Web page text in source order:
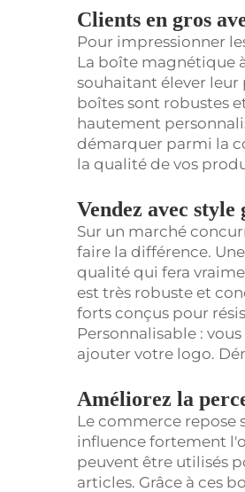
Clients en gros
Pour impressionner
La boîte magnétique
souhaitant élever
boîtes sont robustes
hautement
démarquer parmi la
la qualité de vos
Vendez avec
Sur un marché
faire la différence.
qualité qui fera
est très robuste et
forts conçus pour
Personnalisable :
ajouter votre logo.
Améliorez la
Le commerce repose
influence fortement
peuvent être utilisés
articles. Grâce à ces